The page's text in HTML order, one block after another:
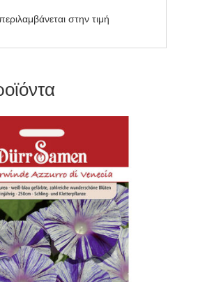
στην τιμή